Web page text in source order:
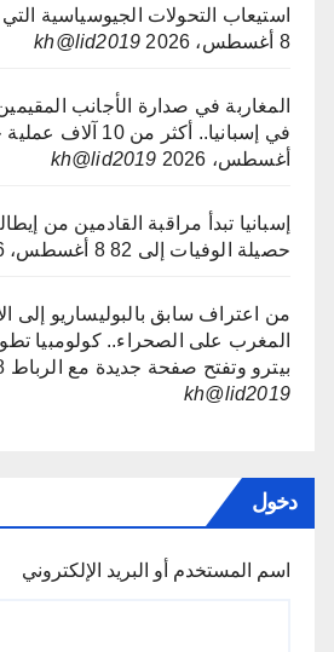
استيعاب التحولات الجيوسياسية
8 أغسطس، 2026
kh@lid2019
المغاربة في صدارة الأجانب
في إسبانيا.. أكثر من 10 آلاف عملية خلال سنة واحدة
أغسطس، 2026
kh@lid2019
إسبانيا تبدأ مراقبة القادمين من
حصيلة الوفيات إلى 82
8 أغسطس، 2026
من اعتراف سابق بالبوليساريو إلى
المغرب على الصحراء.. كولومبيا
بيترو وتفتح صفحة جديدة مع الرباط 8
kh@lid2019
دخول
اسم المستخدم أو البريد الإلكتروني